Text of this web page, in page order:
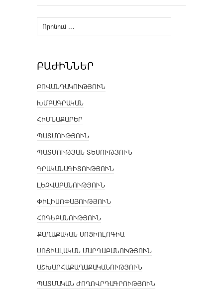
Որոնել՝
ԲԱԺԻՆՆԵՐ
ԲՈՎԱՆԴԱԿՈՒԹՅՈՒՆ
ԽՄԲԱԳՐԱԿԱՆ
ՀԻՄՆԱՔԱՐԵՐ
ՊԱՏՄՈՒԹՅՈՒՆ
ՊԱՏՄՈՒԹՅԱՆ ՏԵՍՈՒԹՅՈՒՆ
ԳՐԱԿԱՆԱԳԻՏՈՒԹՅՈՒՆ
ԼԵԶՎԱԲԱՆՈՒԹՅՈՒՆ
ՓԻԼԻՍՈՓԱՅՈՒԹՅՈՒՆ
ՀՈԳԵԲԱՆՈՒԹՅՈՒՆ
ՔԱՂԱՔԱԿԱՆ ՍՈՑԻՈԼՈԳԻԱ
ՍՈՑԻԱԼԱԿԱՆ ՄԱՐԴԱԲԱՆՈՒԹՅՈՒՆ
ԱՇԽԱՐՀԱՔԱՂԱՔԱԿԱՆՈՒԹՅՈՒՆ
ՊԱՏՄԱԿԱՆ ԺՈՂՈՎՐԴԱԳՐՈՒԹՅՈՒՆ